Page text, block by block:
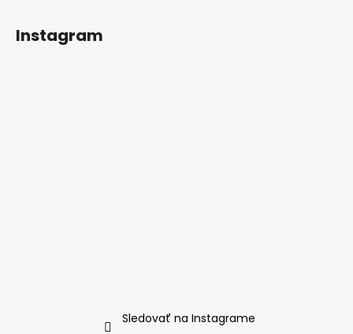
Instagram
Sledovať na Instagrame